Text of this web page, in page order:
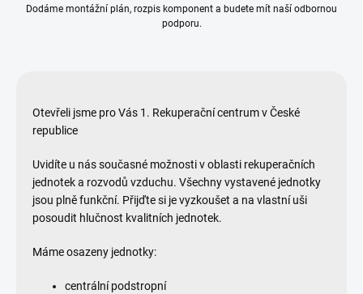
Dodáme montážní plán, rozpis komponent a budete mít naší odbornou
podporu.
Otevřeli jsme pro Vás 1. Rekuperační centrum v České
republice
Uvidíte u nás současné možnosti v oblasti rekuperačních
jednotek a rozvodů vzduchu. Všechny vystavené jednotky
jsou plně funkční. Přijďte si je vyzkoušet a na vlastní uši
posoudit hlučnost kvalitních jednotek.
Máme osazeny jednotky:
centrální podstropní